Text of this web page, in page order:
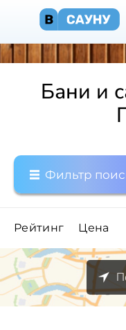
Бани и
Фильтр
Рейтинг Цена